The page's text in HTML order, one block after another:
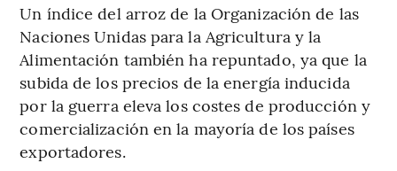
Un índice del arroz de la Organización de las
Naciones Unidas para la Agricultura y la
Alimentación también ha repuntado, ya que la
subida de los precios de la energía inducida
por la guerra eleva los costes de producción y
comercialización en la mayoría de los países
exportadores.